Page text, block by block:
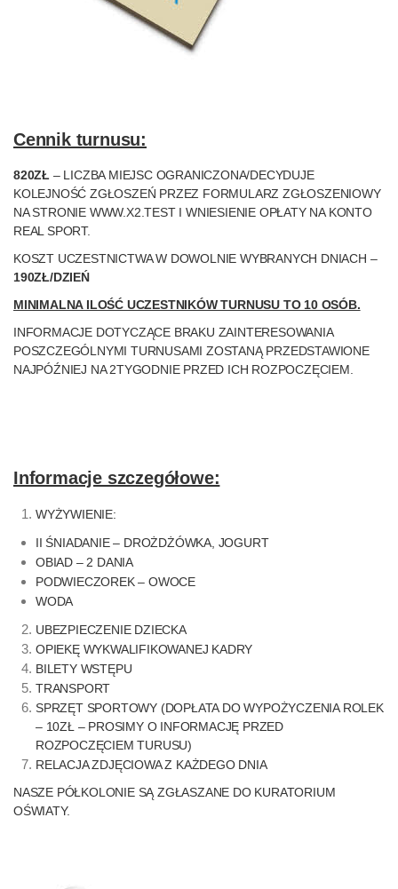
Cennik turnusu:
820ZŁ – LICZBA MIEJSC OGRANICZONA/DECYDUJE
KOLEJNOŚĆ ZGŁOSZEŃ PRZEZ FORMULARZ ZGŁOSZENIOWY
NA STRONIE WWW.X2.TESTI WNIESIENIE OPŁATY NA KONTO
REAL SPORT.
KOSZT UCZESTNICTWA W DOWOLNIE WYBRANYCH DNIACH –
190ZŁ/DZIEŃ
MINIMALNA ILOŚĆ UCZESTNIKÓW TURNUSU TO 10 OSÓB.
INFORMACJE DOTYCZĄCE BRAKU ZAINTERESOWANIA
POSZCZEGÓLNYMI TURNUSAMI ZOSTANĄ PRZEDSTAWIONE
NAJPÓŹNIEJ NA 2TYGODNIE PRZED ICH ROZPOCZĘCIEM.
Informacje szczegółowe:
WYŻYWIENIE:
II ŚNIADANIE – DROŻDŻÓWKA, JOGURT
OBIAD – 2 DANIA
PODWIECZOREK – OWOCE
WODA
UBEZPIECZENIE DZIECKA
OPIEKĘ WYKWALIFIKOWANEJ KADRY
BILETY WSTĘPU
TRANSPORT
SPRZĘT SPORTOWY (DOPŁATA DO WYPOŻYCZENIA ROLEK
– 10ZŁ – PROSIMY O INFORMACJĘ PRZED
ROZPOCZĘCIEM TURUSU)
RELACJA ZDJĘCIOWA Z KAŻDEGO DNIA
NASZE PÓŁKOLONIE SĄ ZGŁASZANE DO KURATORIUM
OŚWIATY.